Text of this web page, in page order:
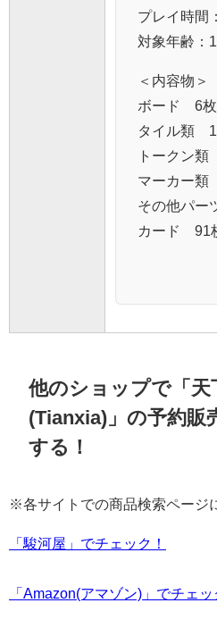
プレイ時間
対象年齢：
＜内容物＞
ボード 6枚
タイル類
トークン
マーカー
その他パ
カード 91
他のショップで「天
(Tianxia)」の予約販
する！
※各サイトでの商品検索ページ
「駿河屋」でチェック！
「Amazon(アマゾン)」でチェッ